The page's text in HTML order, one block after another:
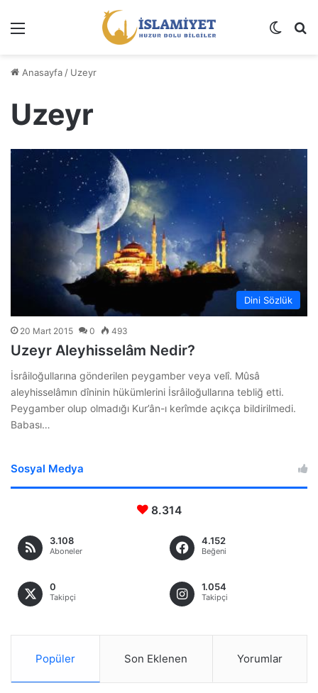
Dış
Anasayfa / Uzeyr
Uzeyr
Dini Sözlük
20 Mart 2015 0 493
Uzeyr Aleyhisselâm Nedir?
İsrâiloğullarına gönderilen peygamber veya velî. Mûsâ
aleyhisselâmın dîninin hükümlerini İsrâiloğullarına tebliğ etti.
Peygamber olup olmadığı Kur’ân-ı kerîmde açıkça bildirilmedi.
Babası…
Sosyal Medya
8.314
3.108
Aboneler
4.152
Beğeni
0
Takipçi
1.054
Takipçi
Popüler Son Eklenen Yorumlar